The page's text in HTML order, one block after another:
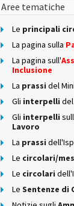
Aree tematiche
Le principali
La pagina sulla
La pagina sull'
Inclusione
La prassi del
Gli interpelli
Gli interpelli
Lavoro
La prassi
Le circolari/
Le circolari
Le Sentenze di